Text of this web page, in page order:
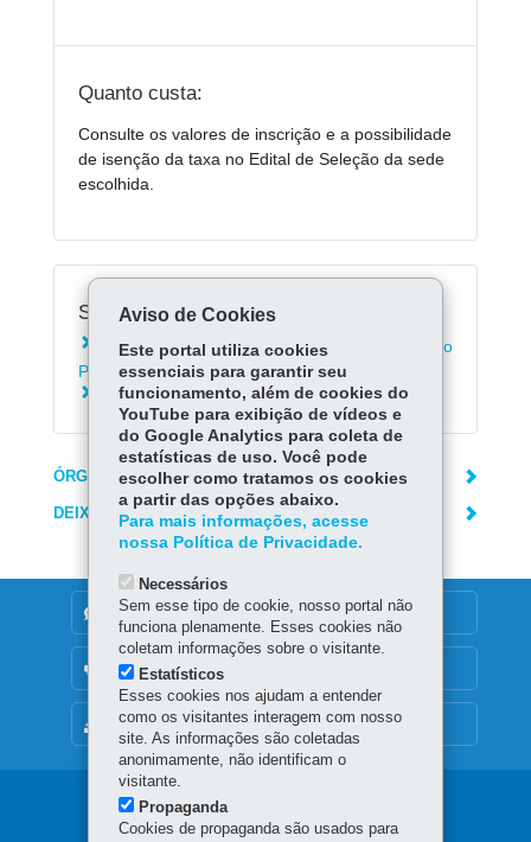
Quanto custa:
Consulte os valores de inscrição e a possibilidade
de isenção da taxa no Edital de Seleção da sede
escolhida.
Serviços Relacionados:
Inscrever-se para seleção da Guarda Mirim do
Paraná
Consultar boletim escolar
ÓRGÃO RESPONSÁVEL
DEIXE SUA OPINIÃO
MAPA DO SITE
DENUNCIE CORRUPÇÃO
OUVIDORIA
Navegação
Aviso de Cookies
Este portal utiliza cookies
essenciais para garantir seu
funcionamento, além de cookies do
YouTube para exibição de vídeos e
do Google Analytics para coleta de
estatísticas de uso. Você pode
escolher como tratamos os cookies
a partir das opções abaixo.
Para mais informações, acesse
nossa Política de Privacidade.
Necessários
Sem esse tipo de cookie, nosso portal não
funciona plenamente. Esses cookies não
coletam informações sobre o visitante.
Estatísticos
Esses cookies nos ajudam a entender
como os visitantes interagem com nosso
site. As informações são coletadas
anonimamente, não identificam o
visitante.
Propaganda
Cookies de propaganda são usados para